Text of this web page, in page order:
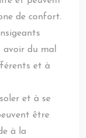
de confort.
du mal
et à
et à se
être
à la